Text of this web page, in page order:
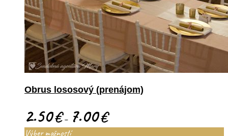
Obrus lososový (prenájom)
2.50€– 7.00€
Výber možností